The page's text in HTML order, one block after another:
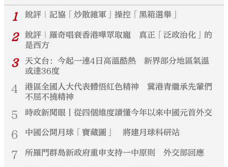
1
銳評｜記協「炒散雜軍」操控「黑箱選舉」
2
銳評｜羅奇唱衰香港嘩眾取寵 真正「泛政治化」的
是西方
3
天文台：今起一連4日高溫酷熱 新界部分地區氣溫
或達36度
4
港區全國人大代表體悟紅色精神 冀港青繼承先輩們
不屈不撓精神
5 時政新聞眼丨從四個維度讀懂今年以來中國元首外交
6 中國公開月球「寶藏圖」 將建月球科研站
7 所羅門群島新政府重申支持一中原則 外交部回應